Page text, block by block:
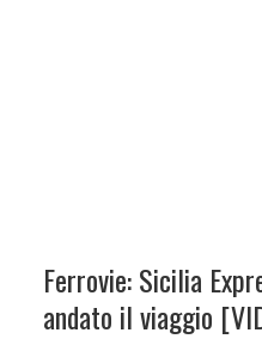
Ferrovie: Sicilia
andato il viaggio